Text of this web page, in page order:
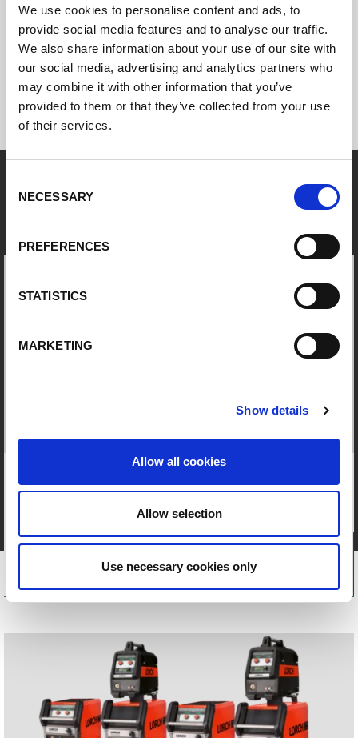
We use cookies to personalise content and ads, to
provide social media features and to analyse our traffic.
We also share information about your use of our site with
our social media, advertising and analytics partners who
may combine it with other information that you’ve
provided to them or that they’ve collected from your use
of their services.
Selection
NECESSARY
PREFERENCES
STATISTICS
MARKETING
Show details
Allow all cookies
Allow selection
Use necessary cookies only
spray arc, ma con tutti i vantaggi della saldatura
pulsata.
Desiderate approfondire questo aspetto? In
quest'area è disponibile la pagina dedicata
all'approfondimento di SpeedPulse.
Queste piante pulsano in modo
Possibilità di configurazione delle
prestazioni in pulsato di fascia alta:
Più informazioni